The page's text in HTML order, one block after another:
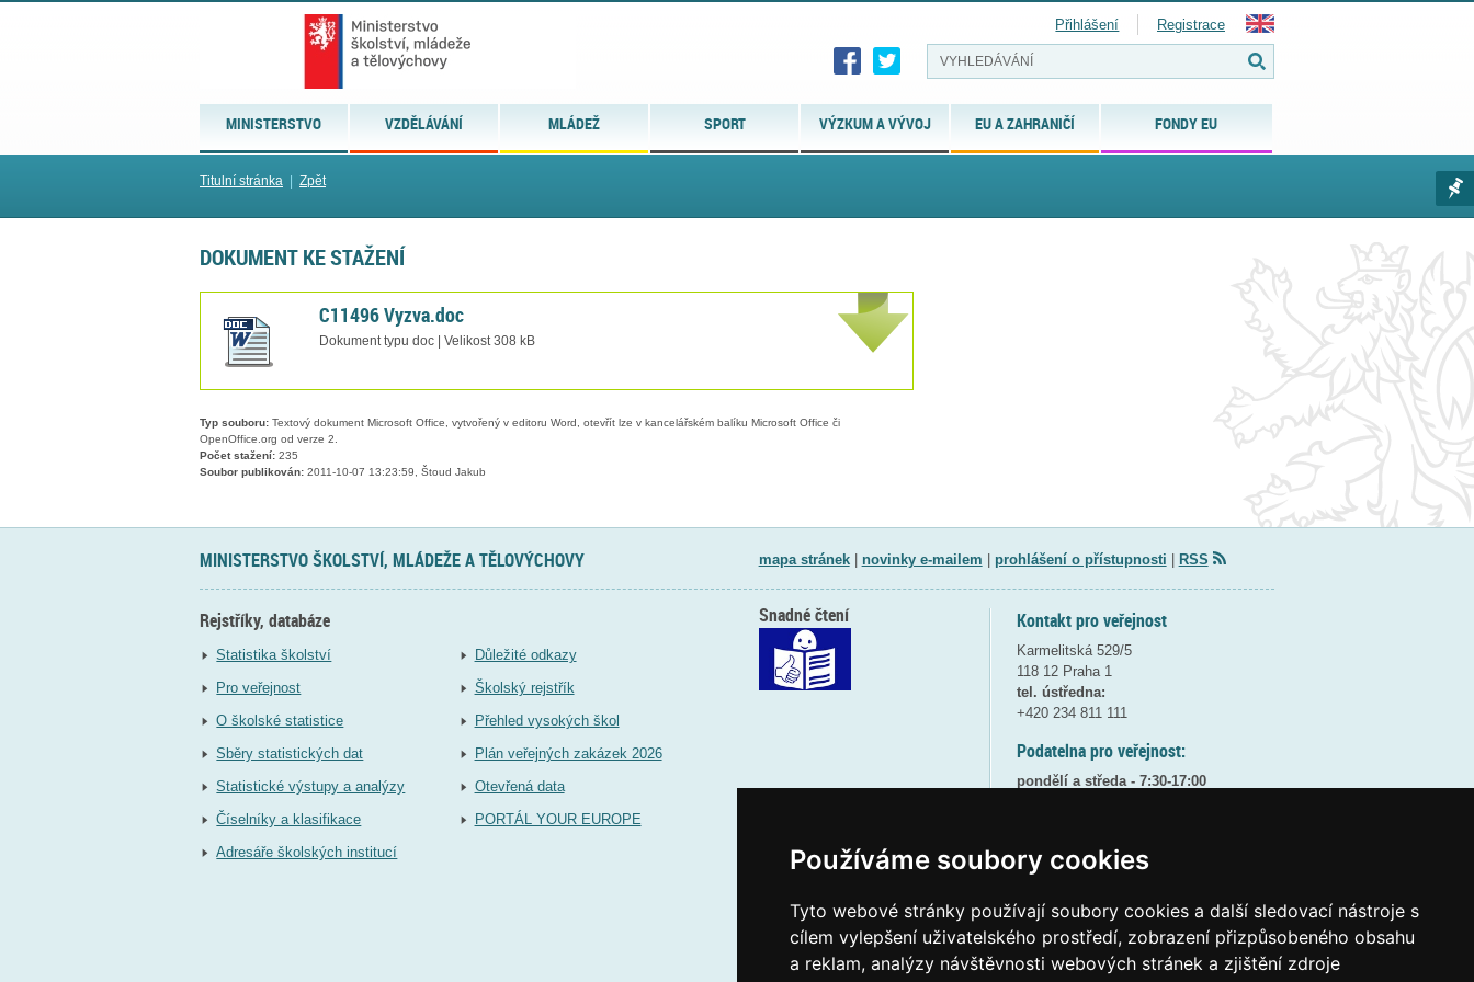
Používáme soubory cookies
Tyto webové stránky používají soubory cookies a další sledovací nástroje s
cílem vylepšení uživatelského prostředí, zobrazení přizpůsobeného obsahu
a reklam, analýzy návštěvnosti webových stránek a zjištění zdroje
MINISTERSTVO VZDĚLÁVÁNÍ MLÁDEŽ SPORT VÝZKUM A VÝVOJ EU A ZAHRANIČÍ FONDY EU
Přihlášení Registrace
Titulní stránka Zpět
DOKUMENT KE STAŽENÍ
C11496 Vyzva.doc
Dokument typu doc | Velikost 308 kB
Typ souboru: Textový dokument Microsoft Office, vytvořený v editoru Word, otevřít lze v kancelářském balíku Microsoft Office či
OpenOffice.org od verze 2.
Počet stažení: 235
Soubor publikován: 2011-10-07 13:23:59, Štoud Jakub
MINISTERSTVO ŠKOLSTVÍ, MLÁDEŽE A TĚLOVÝCHOVY mapa stránek| novinky e-mailem prohlášení o přístupnosti RSS
Rejstříky, databáze
Statistika školství
Pro veřejnost
O školské statistice
Sběry statistických dat
Statistické výstupy a analýzy
Číselníky a klasifikace
Adresáře školských institucí
Důležité odkazy
Školský rejstřík
Přehled vysokých škol
Plán veřejných zakázek 2026
Otevřená data
PORTÁL YOUR EUROPE
Kontakt pro veřejnost
Karmelitská 529/5
118 12 Praha 1
tel. ústředna:
+420 234 811 111
Podatelna pro veřejnost:
pondělí a středa - 7:30-17:00
8:30 - 9:30 - bezpečnostní přestávka
Elektronická podatelna:
posta@msmtgov cz
Snadné čtení